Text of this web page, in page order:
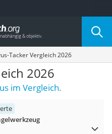
Tacker Vergleich 2026
2026
im Vergleich.